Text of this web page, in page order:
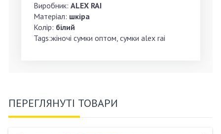
Виробник: ALEX RAI
Матеріал: шкіра
Колір: білий
Tags:жіночі сумки оптом, сумки alex rai
ПЕРЕГЛЯНУТІ ТОВАРИ